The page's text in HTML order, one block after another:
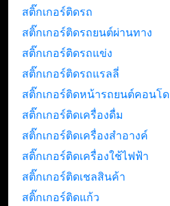
สติ๊กเกอร์ติดรถ
สติ๊กเกอร์ติดรถยนต์ผ่านทาง
สติ๊กเกอร์ติดรถแข่ง
สติ๊กเกอร์ติดรถแรลลี่
สติ๊กเกอร์ติดหน้ารถยนต์คอนโด
สติ๊กเกอร์ติดเครื่องดื่ม
สติ๊กเกอร์ติดเครื่องสำอางค์
สติ๊กเกอร์ติดเครื่องใช้ไฟฟ้า
สติ๊กเกอร์ติดเชลสินค้า
สติ๊กเกอร์ติดแก้ว